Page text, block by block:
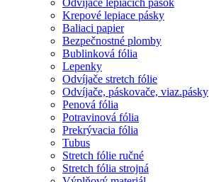
Odvíjače lepiacich pások
Krepové lepiace pásky
Baliaci papier
Bezpečnostné plomby
Bublinková fólia
Lepenky
Odvíjače stretch fólie
Odvíjače, páskovače, viaz.pásky
Penová fólia
Potravinová fólia
Prekrývacia fólia
Tubus
Stretch fólie ručné
Stretch fólia strojná